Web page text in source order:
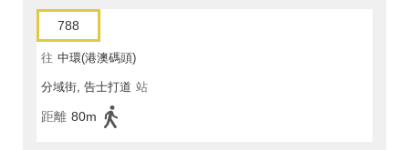
788
往 中環(港澳碼頭)
分域街, 告士打道 站
距離 80m